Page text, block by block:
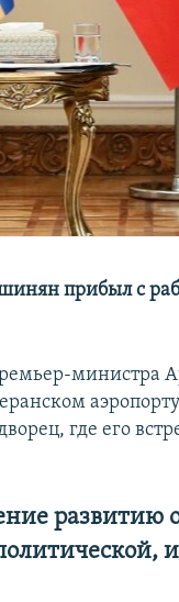
прибыл с
министра
где его
развитию